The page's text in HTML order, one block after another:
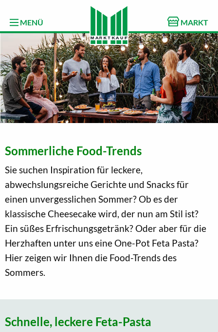
MENÜ MARKT
Sommerliche Food-Trends
Sie suchen Inspiration für leckere,
abwechslungsreiche Gerichte und Snacks für
einen unvergesslichen Sommer? Ob es der
klassische Cheesecake wird, der nun am Stil ist?
Ein süßes Erfrischungsgetränk? Oder aber für die
Herzhaften unter uns eine One-Pot Feta Pasta?
Hier zeigen wir Ihnen die Food-Trends des
Sommers.
Schnelle, leckere Feta-Pasta